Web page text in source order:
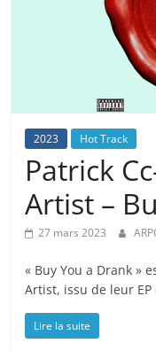
2023 Hot Track
Patrick
Artist –
27 mars 2023
« Buy You a Drank »
Artist, issu de leur EP
Lire la suite